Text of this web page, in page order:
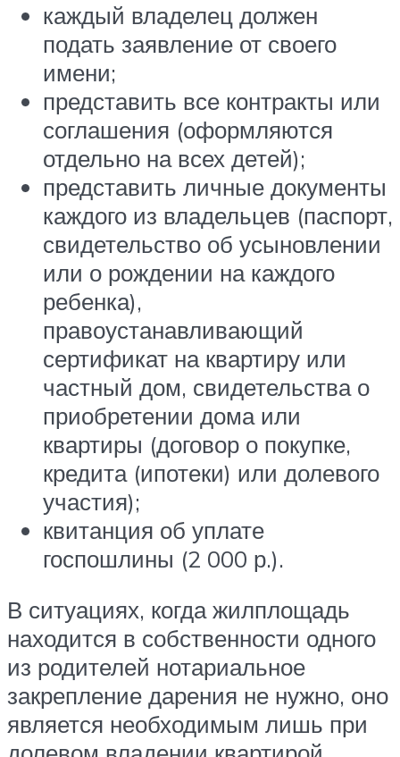
каждый владелец должен
подать заявление от своего
имени;
представить все контракты или
соглашения (оформляются
отдельно на всех детей);
представить личные документы
каждого из владельцев (паспорт,
свидетельство об усыновлении
или о рождении на каждого
ребенка),
правоустанавливающий
сертификат на квартиру или
частный дом, свидетельства о
приобретении дома или
квартиры (договор о покупке,
кредита (ипотеки) или долевого
участия);
квитанция об уплате
госпошлины (2 000 р.).
В ситуациях, когда жилплощадь
находится в собственности одного
из родителей нотариальное
закрепление дарения не нужно, оно
является необходимым лишь при